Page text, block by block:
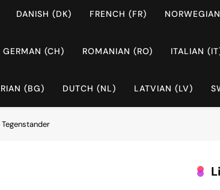
DANISH (DK) FRENCH (FR)
GERMAN (CH) ROMANIAN (RO) ITALIAN
(BG) DUTCH (NL) LATVIAN (LV)
Tegenstander